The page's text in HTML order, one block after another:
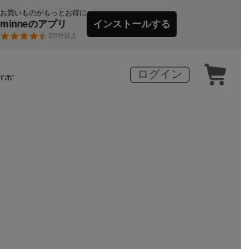
お買いものがもっとお得に
minneのアプリ
3万件以上
インストールする
ログイン